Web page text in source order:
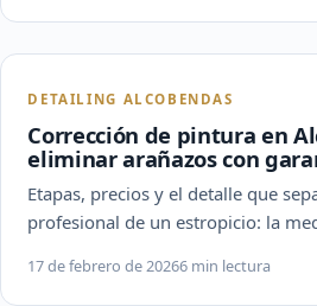
DETAILING ALCOBENDAS
Corrección de pintura en
eliminar arañazos con
Etapas, precios y el detalle que
profesional de un estropicio: la
17 de febrero de 20266 min lectura